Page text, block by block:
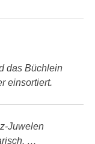
das Büchlein
einsortiert.
Juwelen
…